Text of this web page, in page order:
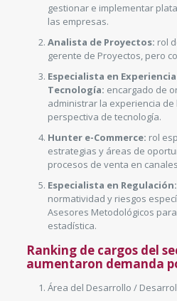
gestionar e implementar
las empresas.
Analista de Proyectos: rol
gerente de Proyectos, pero
Especialista en
Tecnología: encargado de
administrar la experiencia
perspectiva de tecnología.
Hunter e-Commerce: rol
estrategias y áreas de
procesos de venta en
Especialista en Regulación:
normatividad y riesgos
Asesores Metodológicos
estadística.
Ranking de cargos del
aumentaron demanda
Área del Desarrollo /